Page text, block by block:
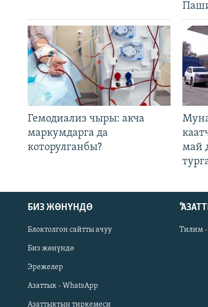
Русский
ОНЛАЙН ШЕРИНЕ
Гемодиализ чыры: акча
маркумдарга да
которулганбы?
май
БИЗ ЖӨНҮНДӨ
Блоктолгон сайтты ачуу
Биз жөнүндө
Эрежелер
Азаттык - WhatsApp
Азаттыктын тиркемеси
Тилим